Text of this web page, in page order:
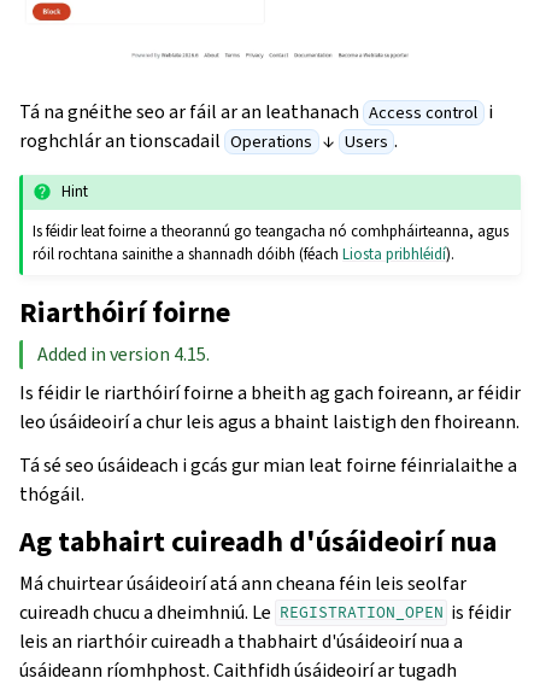
Tá na gnéithe seo ar fáil ar an leathanach Access control i
roghchlár an tionscadail Operations ↓ Users .
Hint
Is féidir leat foirne a theorannú go teangacha nó comhpháirteanna, agus
róil rochtana sainithe a shannadh dóibh (féachLiosta pribhléidí).
Riarthóirí foirne
Added in version 4.15.
Is féidir le riarthóirí foirne a bheith ag gach foireann, ar féidir
leo úsáideoirí a chur leis agus a bhaint laistigh den fhoireann.
Tá sé seo úsáideach i gcás gur mian leat foirne féinrialaithe a
thógáil.
Ag tabhairt cuireadh d'úsáideoirí nua
Má chuirtear úsáideoirí atá ann cheana féin leis seolfar
cuireadh chucu a dheimhniú. Le REGISTRATION_OPEN is féidir
leis an riarthóir cuireadh a thabhairt d'úsáideoirí nua a
úsáideann ríomhphost. Caithfidh úsáideoirí ar tugadh